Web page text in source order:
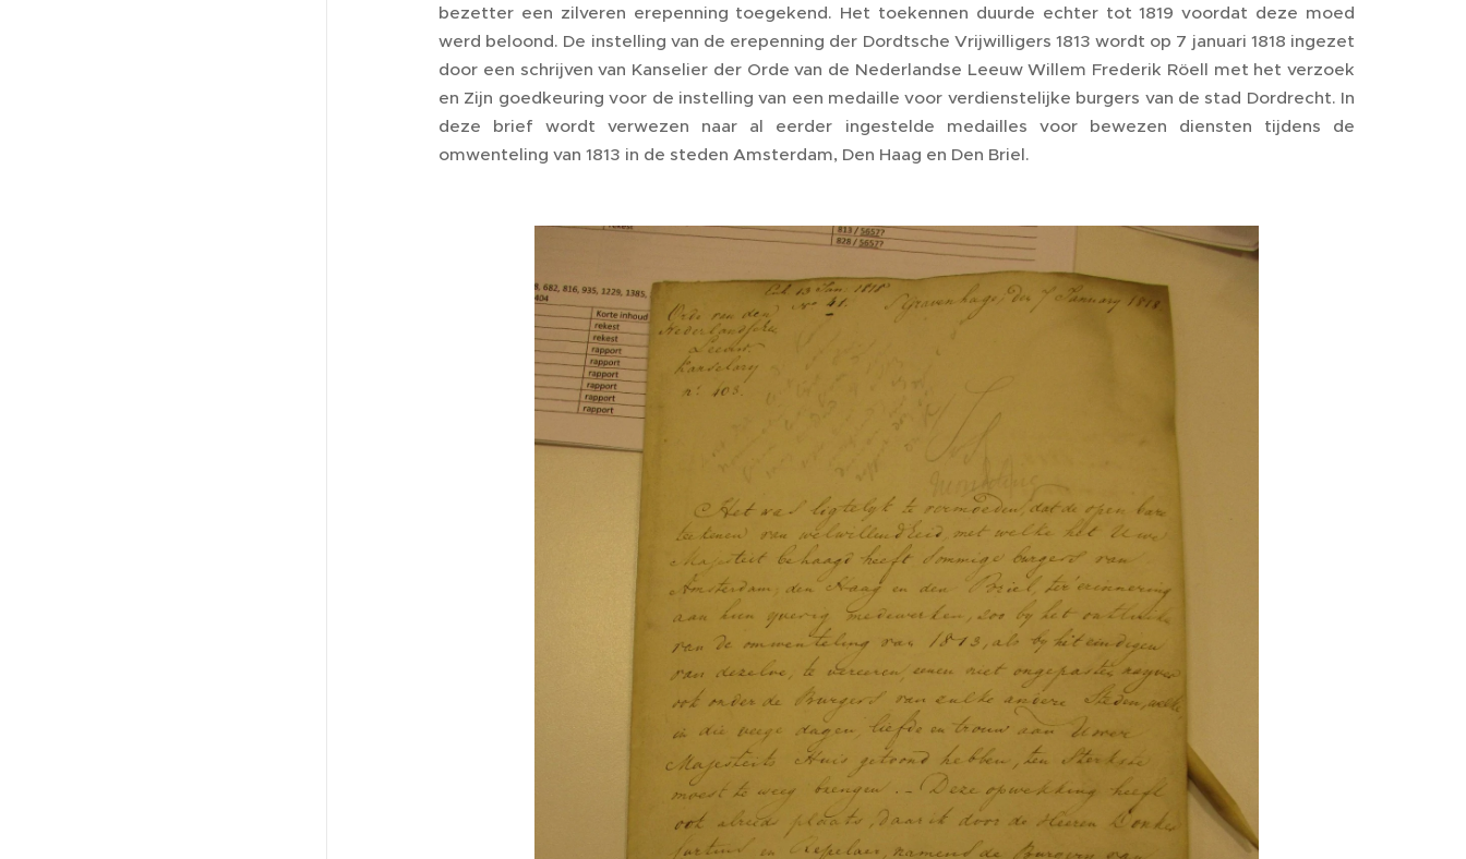
bezetter een zilveren erepenning toegekend. Het toekennen duurde echter tot 1819 voordat deze moed
werd beloond. De instelling van de erepenning der Dordtsche Vrijwilligers 1813 wordt op 7 januari 1818 ingezet
door een schrijven van Kanselier der Orde van de Nederlandse Leeuw Willem Frederik Röell met het verzoek
en Zijn goedkeuring voor de instelling van een medaille voor verdienstelijke burgers van de stad Dordrecht. In
deze brief wordt verwezen naar al eerder ingestelde medailles voor bewezen diensten tijdens de
omwenteling van 1813 in de steden Amsterdam, Den Haag en Den Briel.